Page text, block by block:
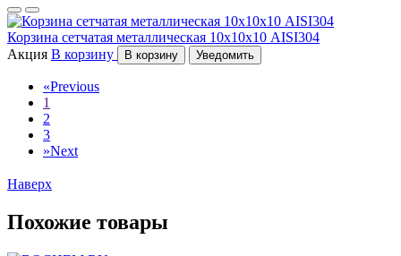
Корзина сетчатая металлическая 10х10х10 AISI304
Акция В корзину В корзину Уведомить
«Previous
1
2
3
»Next
Наверх
Похожие товары